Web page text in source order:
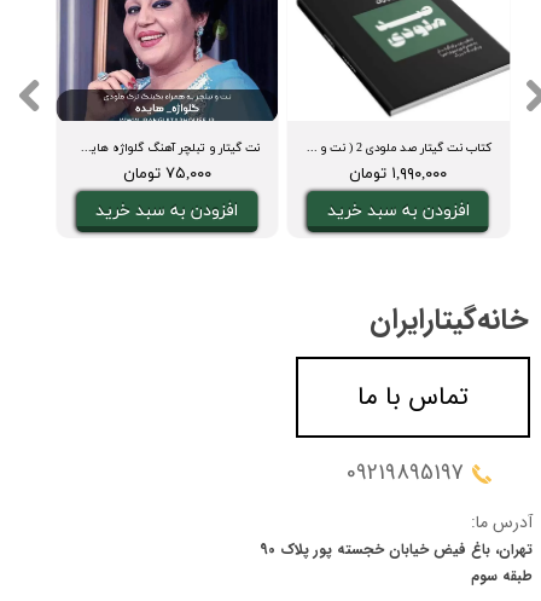
نت گیتار و تبلچر آهنگ گلواژه هایده + بکینگ ترک و آکورد
۷۵,۰۰۰ تومان
افزودن به سبد خرید
کتاب نت گیتار صد ملودی 2 ( نت و تبلچر، آکورد، ویدیوی اجرا و بکینگ ترک)
۱,۹۹۰,۰۰۰ تومان
افزودن به سبد خرید
خانه‌گیتار‌ایران
09219895197
آدرس ما:
تهران، باغ فیض خیابان خجسته پور پلاک 90
​​​​​​​طبقه سوم
تماس با ما